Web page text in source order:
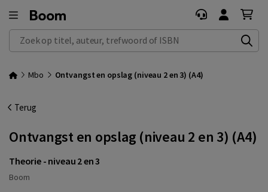
Zoek op titel, auteur, trefwoord of ISBN
Mbo Ontvangst en opslag (niveau 2 en 3) (A4)
Terug
Ontvangst en opslag (niveau 2 en 3) (A4)
Theorie - niveau 2 en 3
Boom